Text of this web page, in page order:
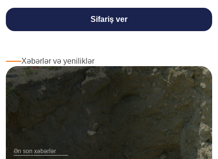
Sifariş ver
Xəbərlər və yeniliklər
Ən son xəbərlər